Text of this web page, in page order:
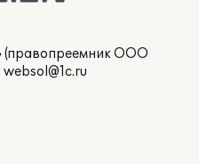
(правопреемник ООО
websol@1c.ru